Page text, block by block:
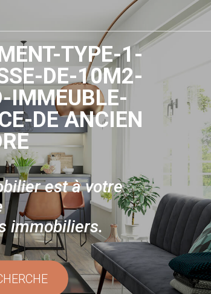
TYPE-1-
DE-10M2-
IMMEUBLE-
DE ANCIEN
est à votre
immobiliers.